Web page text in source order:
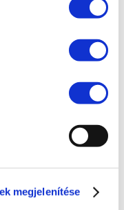
megjelenítése